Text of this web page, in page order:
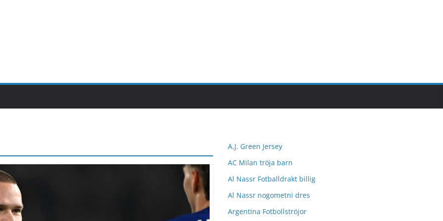
A.J. Green Jersey
AC Milan tröja barn
Al Nassr Fotballdrakt billig
Al Nassr nogometni dres
Argentina Fotbollströjor